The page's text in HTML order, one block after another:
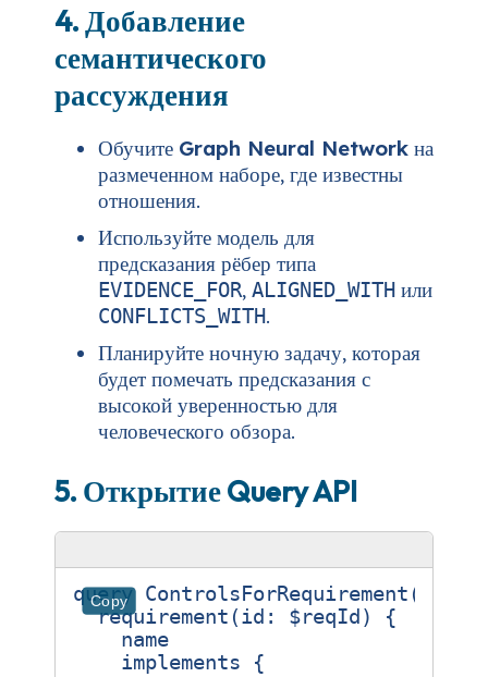
4. Добавление
семантического
рассуждения
Обучите Graph Neural Network на
размеченном наборе, где известны
отношения.
Используйте модель для
предсказания рёбер типа
EVIDENCE_FOR, ALIGNED_WITH или
CONFLICTS_WITH.
Планируйте ночную задачу, которая
будет помечать предсказания с
высокой уверенностью для
человеческого обзора.
5. Открытие Query API
Copy
query ControlsForRequirement (
requirement (id : $reqId )
{
name
implements
{